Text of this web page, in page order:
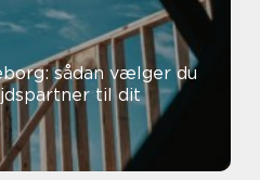
sådan vælger du
til dit